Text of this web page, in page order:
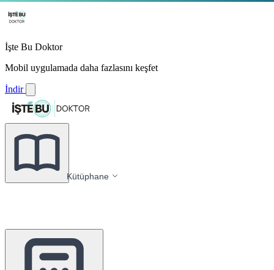
İşte Bu Doktor
Mobil uygulamada daha fazlasını keşfet
İndir
Kütüphane